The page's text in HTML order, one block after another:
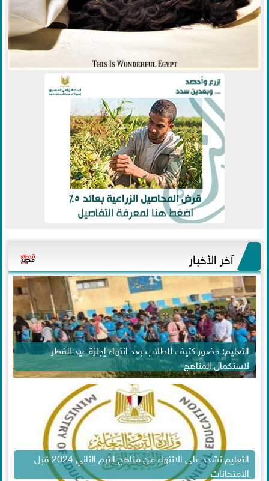
آخر الأخبار
التعليم: حضور كثيف للطلاب بعد انتهاء إجازة عيد الفطر
لاستكمال المناهج
التعليم تشدد على الانتهاء من مناهج الترم الثاني 2024 قبل
الامتحانات